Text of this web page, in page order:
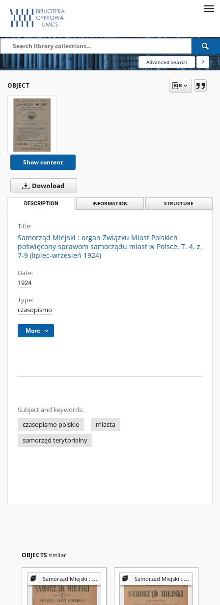
Advanced search ?
OBJECT
Show content
Download
DESCRIPTION INFORMATION STRUCTURE
Title:
Samorząd Miejski : organ Związku Miast Polskich
poświęcony sprawom samorządu miast w Polsce. T. 4, z.
7-9 (lipiec-wrzesień 1924)
Date:
1924
Type:
czasopismo
More
Subject and keywords:
czasopismo polskie
miasta
samorząd terytorialny
OBJECTS similar
Samorząd Miejski : miesięcznik Związku Miast Polskich poświęcony sprawom samorządu miast w Polsce Samorząd Miejski : miesięcznik Związku Miast Polskich poświęcony sprawom samorządu miast w Polsce